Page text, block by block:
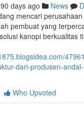
90 days ago News
mencari
pembuat yang
kanopi berkualitas
dari-produsen-
Who Upvoted